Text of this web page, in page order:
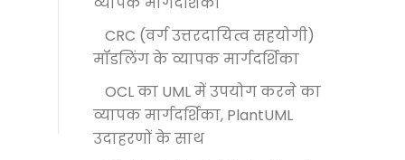
CRC (वर्ग उत्तरदायित्व सहयोगी)
मॉडलिंग के व्यापक मार्गदर्शिका
OCL का UML में उपयोग करने का
व्यापक मार्गदर्शिका, PlantUML
उदाहरणों के साथ